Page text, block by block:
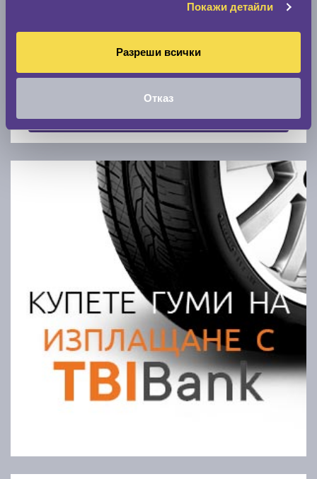
Покажи детайли
Разреши всички
Отказ
Покажи гуми